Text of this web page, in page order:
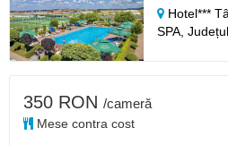
Hotel***
SPA,
350 RON /cameră
Mese contra cost